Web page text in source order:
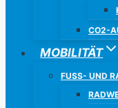
CO2-
MOBILITÄT
FUSS- UND